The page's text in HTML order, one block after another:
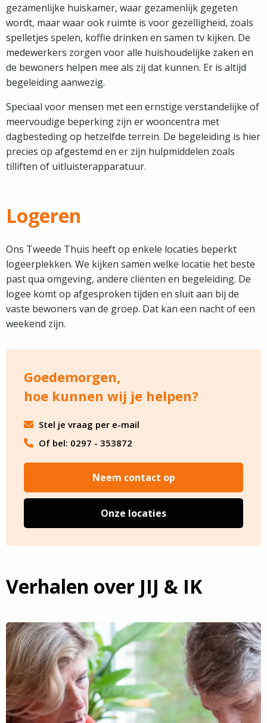
gezamenlijke huiskamer, waar gezamenlijk gegeten
wordt, maar waar ook ruimte is voor gezelligheid, zoals
spelletjes spelen, koffie drinken en samen tv kijken. De
medewerkers zorgen voor alle huishoudelijke zaken en
de bewoners helpen mee als zij dat kunnen. Er is altijd
begeleiding aanwezig.
Speciaal voor mensen met een ernstige verstandelijke of
meervoudige beperking zijn er wooncentra met
dagbesteding op hetzelfde terrein. De begeleiding is hier
precies op afgestemd en er zijn hulpmiddelen zoals
tilliften of uitluisterapparatuur.
Logeren
Ons Tweede Thuis heeft op enkele locaties beperkt
logeerplekken. We kijken samen welke locatie het beste
past qua omgeving, andere cliënten en begeleiding. De
logee komt op afgesproken tijden en sluit aan bij de
vaste bewoners van de groep. Dat kan een nacht of een
weekend zijn.
Goedemorgen,
hoe kunnen wij je helpen?
Stel je vraag per e-mail
Of bel: 0297 - 353872
Neem contact op
Onze locaties
Verhalen over JIJ & IK
Lees
meer
over
Ouders
van
Amstel-